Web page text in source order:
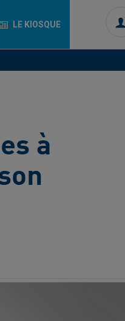
LE KIOSQUE
à